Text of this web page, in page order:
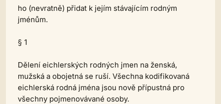
ho (nevratně) přidat k jejím stávajícím rodným
jménům.
§ 1
Dělení eichlerských rodných jmen na ženská,
mužská a obojetná se ruší. Všechna kodifikovaná
eichlerská rodná jména jsou nově přípustná pro
všechny pojmenovávané osoby.